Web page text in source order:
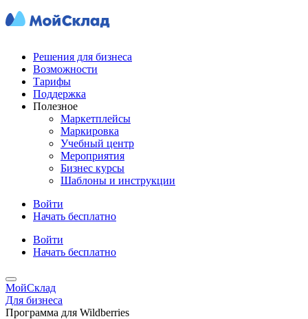
Решения для бизнеса
Возможности
Тарифы
Поддержка
Полезное
Маркетплейсы
Маркировка
Учебный центр
Мероприятия
Бизнес курсы
Шаблоны и инструкции
Войти
Начать бесплатно
Войти
Начать бесплатно
МойСклад
Для бизнеса
Программа для Wildberries